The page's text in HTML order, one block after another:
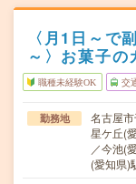
〈月1日～で
～〉お菓子の
職種未経験OK 交
勤務地
名古屋
星ケ丘(
／今池(
(愛知県)